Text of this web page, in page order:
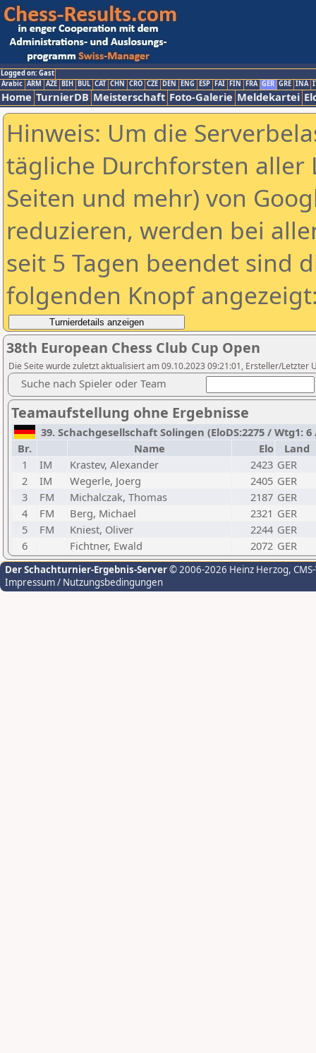
Logged on: Gast
Arabic ARM AZE BIH BUL CAT CHN CRO CZE DEN ENG ESP FAI FIN FRA GER GRE INA
Home TurnierDB Meisterschaft Foto-Galerie Meldekartei
Hinweis: Um die
tägliche Durchforsten aller
Seiten und mehr) von
reduzieren, werden bei
seit 5 Tagen beendet sind
folgenden Knopf
38th European Chess Club Cup Open
Die Seite wurde zuletzt aktualisiert am 09.10.2023 09:21:01, Ersteller/Letzter
Suche nach Spieler oder Team
Teamaufstellung ohne Ergebnisse
39. Schachgesellschaft Solingen (EloDS:2275 / Wtg1:
Br.
Name Elo
Land
1
IM Krastev, Alexander 2423 GER
2
IM Wegerle, Joerg 2405 GER
3
FM Michalczak, Thomas 2187 GER
4
FM Berg, Michael 2321 GER
5
FM Kniest, Oliver 2244 GER
6
Fichtner, Ewald 2072 GER
Der Schachturnier-Ergebnis-Server© 2006-2026 Heinz Herzog,
Impressum / Nutzungsbedingungen